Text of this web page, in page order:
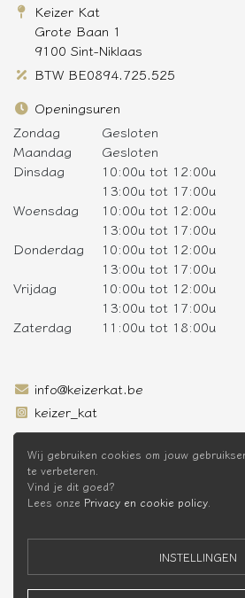
Keizer Kat
Grote Baan 1
9100 Sint-Niklaas
BTW BE0894.725.525
Openingsuren
Zondag
Gesloten
Maandag
Gesloten
Dinsdag
10:00u tot 12:00u
13:00u tot 17:00u
Woensdag
10:00u tot 12:00u
13:00u tot 17:00u
Donderdag
10:00u tot 12:00u
13:00u tot 17:00u
Vrijdag
10:00u tot 12:00u
13:00u tot 17:00u
Zaterdag
11:00u tot 18:00u
info@keizerkat.be
keizer_kat
SCHRIJF JE IN OP DE
* Niet cumuleerbaar met andere kortingen
Wij gebruiken cookies om jouw
te verbeteren.
Vind je dit goed?
Lees onze Privacy en cookie policy.
INSTELLINGEN